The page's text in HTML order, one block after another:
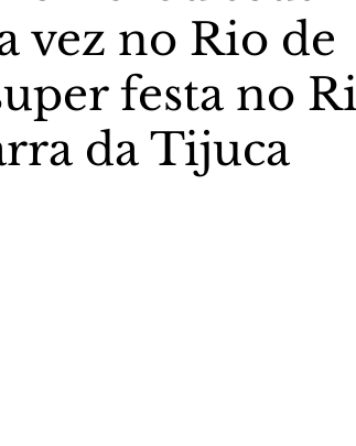
Marujo Carioca
São Paulo Negocio
vez no Rio de
festa no
da Tijuca